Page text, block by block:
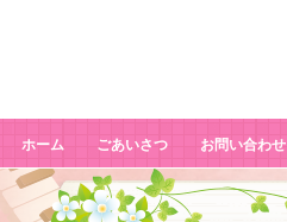
ホーム ごあいさつ お問い合わせ